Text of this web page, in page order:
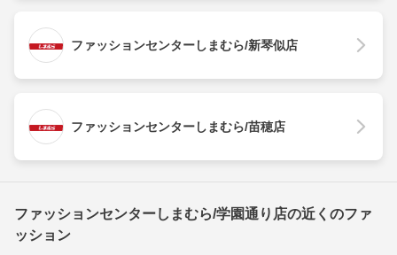
ファッションセンターしまむら/新琴似店
ファッションセンターしまむら/苗穂店
ファッションセンターしまむら/学園通り店の近くのファ
ッション